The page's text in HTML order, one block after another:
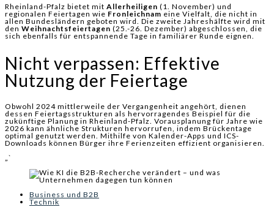
Rheinland-Pfalz bietet mit Allerheiligen (1. November) und
regionalen Feiertagen wie Fronleichnam eine Vielfalt, die nicht in
allen Bundesländern geboten wird. Die zweite Jahreshälfte wird mit
den Weihnachtsfeiertagen (25.-26. Dezember) abgeschlossen, die
sich ebenfalls für entspannende Tage in familiärer Runde eignen.
Nicht verpassen: Effektive
Nutzung der Feiertage
Obwohl 2024 mittlerweile der Vergangenheit angehört, dienen
dessen Feiertagsstrukturen als hervorragendes Beispiel für die
zukünftige Planung in Rheinland-Pfalz. Vorausplanung für Jahre wie
2026 kann ähnliche Strukturen hervorrufen, indem Brückentage
optimal genutzt werden. Mithilfe von Kalender-Apps und ICS-
Downloads können Bürger ihre Ferienzeiten effizient organisieren.
„`
Business und B2B
Technik